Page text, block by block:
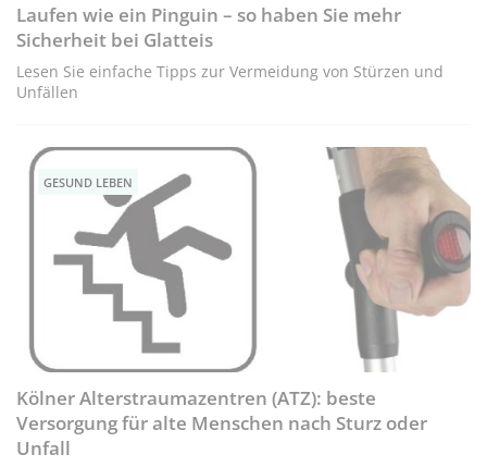
Laufen wie ein Pinguin – so haben Sie mehr
Sicherheit bei Glatteis
Lesen Sie einfache Tipps zur Vermeidung von Stürzen und
Unfällen
GESUND LEBEN
Kölner Alterstraumazentren (ATZ): beste
Versorgung für alte Menschen nach Sturz oder
Unfall